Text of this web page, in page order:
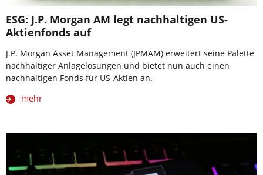
ESG: J.P. Morgan AM legt nachhaltigen US-
Aktienfonds auf
J.P. Morgan Asset Management (JPMAM) erweitert seine Palette
nachhaltiger Anlagelösungen und bietet nun auch einen
nachhaltigen Fonds für US-Aktien an.
mehr